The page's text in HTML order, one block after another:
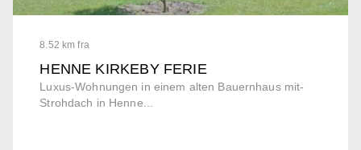
8.52 km fra
HENNE KIRKEBY FERIE
Luxus-Wohnungen in einem alten Bauernhaus mit-
Strohdach in Henne...